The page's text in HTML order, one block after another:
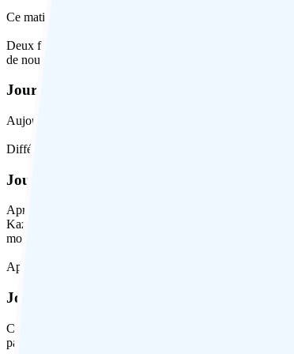
Ce matin, vous serez conduit à l’aéroport de Calcutta
Deux fois par semaine, le mardi et le mercredi, une
de nous rendre à Tezpur.
Jour 4: Tezpur
Aujourd’hui, c’est l’occasion de vous détendre et de
Différents mélanges de thé d’Addabarie Tea Estate
Jour 5: Tezpur – Kaziranga
Après le petit-déjeuner, nous prenons le court trajet de
Kaziranga englobe des prairies, des zones humides et
mondiale et il est fort probable que vous en voyiez lors
Après le déjeuner, profitez du premier safari en jeep de
Jour 6: Parc National de Kaziranga
C’est un départ tôt le matin pour visiter la zone centrale
parc, suivi d’un autre safari en jeep dans l’après-midi vers